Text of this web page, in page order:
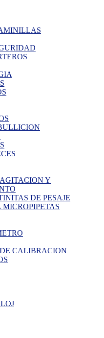
Y
DE PESAJE
MICROPIPETAS
CALIBRACION